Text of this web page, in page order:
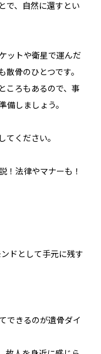
で、自然に還すとい
ットや衛星で運んだ
散骨のひとつです。
ころもあるので、事
備しましょう。
てください。
！法律やマナーも！
ドとして手元に残す
できるのが遺骨ダイ